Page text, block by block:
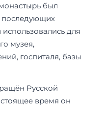
был
последующих
для
музея,
госпиталя, базы
Русской
время он